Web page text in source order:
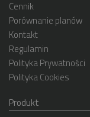
Cennik
Porównanie planów
Kontakt
Regulamin
Polityka Prywatności
Polityka Cookies
Produkt